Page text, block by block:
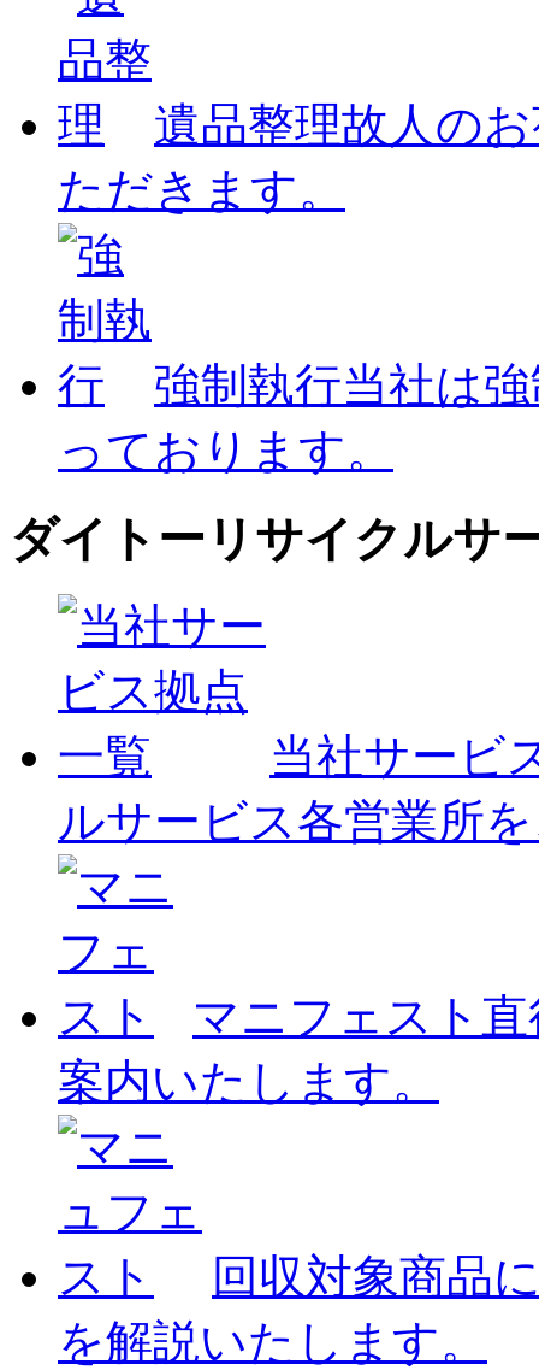
遺品整理故人の
ただきます。
強制執行当社は
っております。
ダイトーリサイクルサ
当社サービ
ルサービス各営業所
マニフェスト
案内いたします。
回収対象商品
を解説いたします。